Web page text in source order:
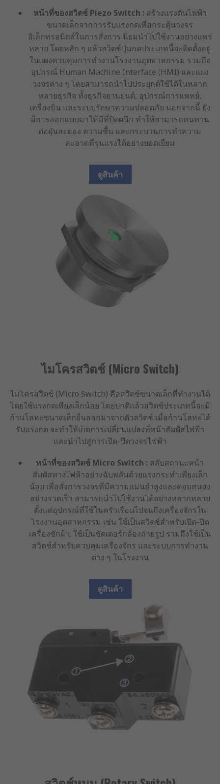
หน้าที่ของสวิตช์ Piezo Switch : สร้างแรงดันไฟฟ้า
ขนาดเล็กจากการรับแรงกดเพื่อกระตุ้นวงจร
อิเล็กทรอนิกส์ในการสั่งการ นิยมนำไปใช้งานอย่างแพร่
หลาย โดยหลัก ๆ แล้วสวิตช์ปุ่มกดประเภทนี้จะติดตั้งอยู่
ในแผงควบคุมการทำงานโรงงานอุตสาหกรรม รวมถึง
อุปกรณ์ Human Machine Interface (HMI) และแผง
วงจรต่าง ๆ โดยสามารถนำไปประยุกต์ใช้ได้ในหลาก
หลายธุรกิจ ทั้งธุรกิจยานยนต์, อุปกรณ์การแพทย์,
เครื่องบิน และระบบรักษาความปลอดภัย นอกจากนี้ ยัง
มีการออกแบบมาให้มีที่ปิดผนึก ทำให้สามารถทนทาน
ต่อฝุ่นละออง ความชื้น และกระบวนการทำความ
สะอาดที่รุนแรงได้อย่างยอดเยี่ยม
ดูสินค้า
ไมโครสวิตช์ (Micro Switch)
ไมโครสวิตช์ (Micro Switch) คือสวิตช์ขนาดเล็กที่ทำงานได้
โดยใช้แรงกดเพียงเล็กน้อย โดยปกติแล้วสวิตช์ประเภทนี้จะมี
ก้านโลหะขนาดเล็กยื่นออกมาจากตัวสวิตช์ เมื่อก้านโลหะได้
รับแรงกด จะทำให้เกิดการเปลี่ยนแปลงที่หน้าสัมผัสไฟฟ้า
และนำไปสู่การเปิด-ปิดวงจรไฟฟ้า
หน้าที่ของสวิตช์ Micro Switch : สลับสถานะหน้า
สัมผัสทางไฟฟ้าอย่างฉับพลันด้วยแรงกระทำเพียงเล็ก
น้อย เพื่อสั่งการวงจรที่มีความแม่นยำสูงและตอบสนอง
อย่างรวดเร็ว สามารถนำไปใช้งานได้อย่างหลากหลาย
ตั้งแต่อุปกรณ์ที่ใช้ในครัวเรือนไปจนถึงเครื่องจักรใน
โรงงานอุตสาหกรรม เช่น ใช้เป็นสวิตช์สำหรับเปิด-ปิด
เครื่องซักผ้า, ใช้เป็นชัตเตอร์กล้องถ่ายรูป รวมถึงใช้เป็น
สวิตช์สำหรับควบคุมเครื่องจักร และระบบการทำงาน
ต่าง ๆ ในโรงงาน
ดูสินค้า